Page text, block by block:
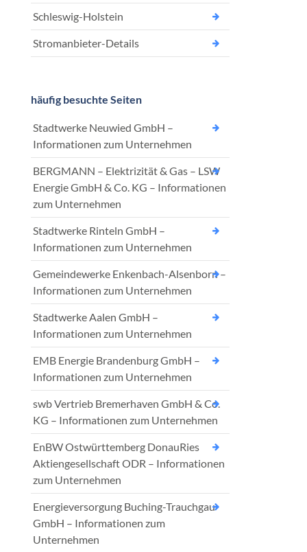
Schleswig-Holstein
Stromanbieter-Details
häufig besuchte Seiten
Stadtwerke Neuwied GmbH –
Informationen zum Unternehmen
BERGMANN – Elektrizität & Gas – LSW
Energie GmbH & Co. KG – Informationen
zum Unternehmen
Stadtwerke Rinteln GmbH –
Informationen zum Unternehmen
Gemeindewerke Enkenbach-Alsenborn –
Informationen zum Unternehmen
Stadtwerke Aalen GmbH –
Informationen zum Unternehmen
EMB Energie Brandenburg GmbH –
Informationen zum Unternehmen
swb Vertrieb Bremerhaven GmbH & Co.
KG – Informationen zum Unternehmen
EnBW Ostwürttemberg DonauRies
Aktiengesellschaft ODR – Informationen
zum Unternehmen
Energieversorgung Buching-Trauchgau
GmbH – Informationen zum
Unternehmen